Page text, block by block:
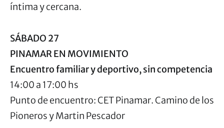
íntima y cercana.
SÁBADO 27
PINAMAR EN MOVIMIENTO
Encuentro familiar y deportivo, sin competencia
14:00 a 17:00 hs
Punto de encuentro: CET Pinamar. Camino de los
Pioneros y Martin Pescador